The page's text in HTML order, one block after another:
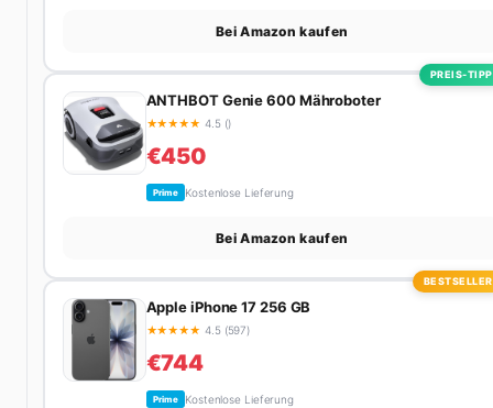
Bei Amazon kaufen
PREIS-TIPP
ANTHBOT Genie 600 Mähroboter
★★★★★ 4.5 ()
€450
Prime Kostenlose Lieferung
Bei Amazon kaufen
BESTSELLER
Apple iPhone 17 256 GB
★★★★★ 4.5 (597)
€744
Prime Kostenlose Lieferung